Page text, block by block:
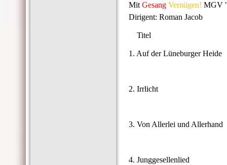
Mit Gesang Vernügen! MGV
Dirigent: Roman Jacob
Titel
1. Auf der Lüneburger Heide
2. Irrlicht
3. Von Allerlei und Allerhand
4. Junggesellenlied